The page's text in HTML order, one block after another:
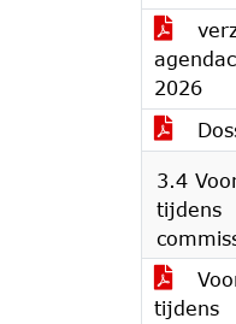
2026
3.4
tijdens
tijdens